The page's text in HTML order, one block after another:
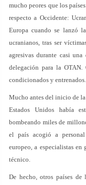
mucho peores que los
respecto a Occidente:
Europa cuando se lanzó
ucranianos, tras ser
agresivas durante casi
delegación para la OTAN.
condicionados y
Mucho antes del inicio de
Estados Unidos había
bombeando miles de
el país acogió a
europeo, a especialistas
técnico.
De hecho, otros países